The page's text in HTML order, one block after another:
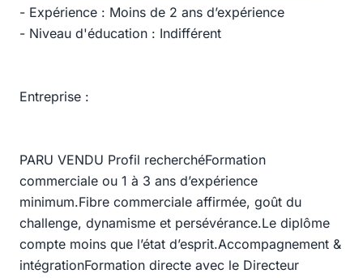
- Expérience : Moins de 2 ans d’expérience
- Niveau d'éducation : Indifférent
Entreprise :
PARU VENDU Profil recherchéFormation
commerciale ou 1 à 3 ans d’expérience
minimum.Fibre commerciale affirmée, goût du
challenge, dynamisme et persévérance.Le diplôme
compte moins que l’état d’esprit.Accompagnement &
intégrationFormation directe avec le Directeur